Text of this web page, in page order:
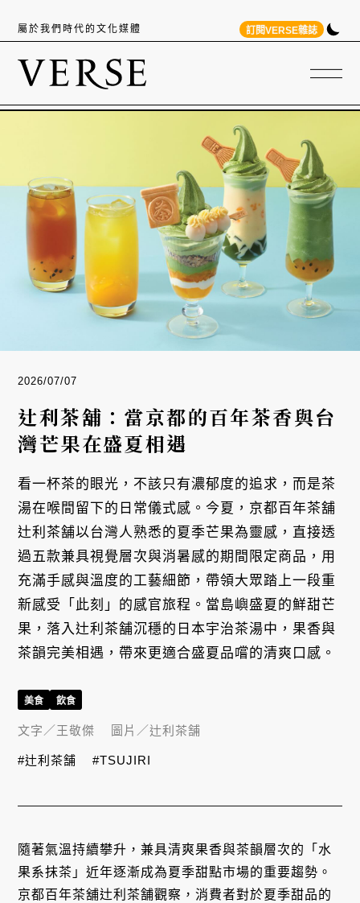
屬於我們時代的文化媒體 訂閱VERSE雜誌
2026/07/07
辻利茶舖：當京都的百年茶香與台
灣芒果在盛夏相遇
看一杯茶的眼光，不該只有濃郁度的追求，而是茶
湯在喉間留下的日常儀式感。今夏，京都百年茶舖
辻利茶舗以台灣人熟悉的夏季芒果為靈感，直接透
過五款兼具視覺層次與消暑感的期間限定商品，用
充滿手感與溫度的工藝細節，帶領大眾踏上一段重
新感受「此刻」的感官旅程。當島嶼盛夏的鮮甜芒
果，落入辻利茶舗沉穩的日本宇治茶湯中，果香與
茶韻完美相遇，帶來更適合盛夏品嚐的清爽口感。
隨著氣溫持續攀升，兼具清爽果香與茶韻層次的「水
果系抹茶」近年逐漸成為夏季甜點市場的重要趨勢。
京都百年茶舖辻利茶舗觀察，消費者對於夏季甜品的
美食 飲食
文字／王敬傑 圖片／辻利茶舗
#辻利茶舗 #TSUJIRI